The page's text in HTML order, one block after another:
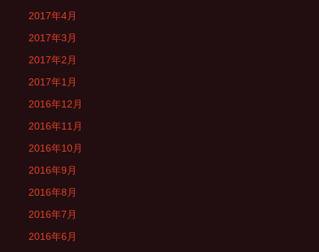
2017年4月
2017年3月
2017年2月
2017年1月
2016年12月
2016年11月
2016年10月
2016年9月
2016年8月
2016年7月
2016年6月